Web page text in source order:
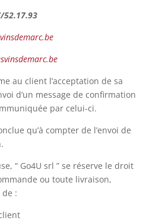
52.17.93
au client l’acceptation de sa
d’un message de confirmation
par celui-ci.
qu’à compter de l’envoi de
“ Go4U srl ” se réserve le droit
ou toute livraison,
: